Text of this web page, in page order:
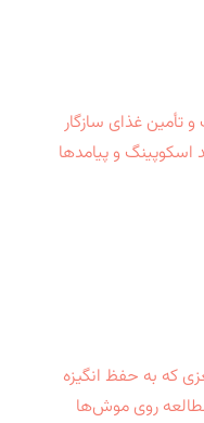
تأمین غذای سازگار
اسکوپینگ و پیامدها
که به حفظ انگیزه
روی موش‌ها